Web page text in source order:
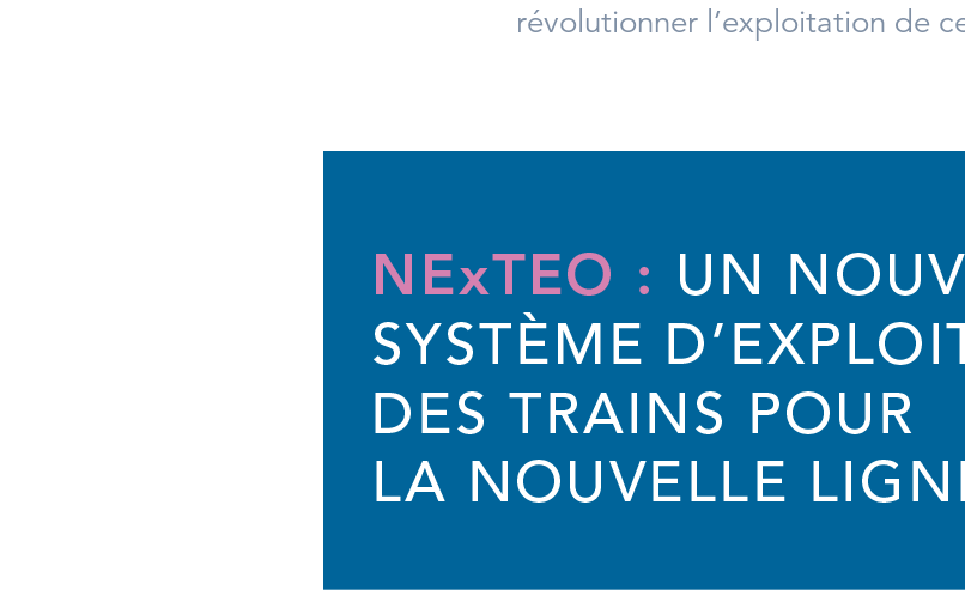
révolutionner l’exploitation de